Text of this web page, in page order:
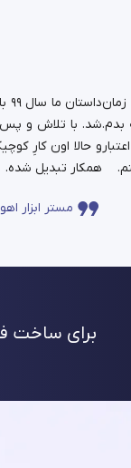
شد. با تلاش و
همکار تبدیل شده.
مستر ابزار
زمان
بدم.
برای ساخت